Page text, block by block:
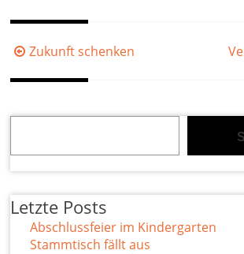
Beitragsnavigation
Zukunft schenken
Letzte Posts
Abschlussfeier im Kindergarten
Stammtisch fällt aus